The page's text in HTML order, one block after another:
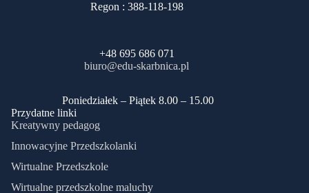
Regon : 388-118-198
+48 695 686 071
biuro@edu-skarbnica.pl
​Poniedziałek – Piątek 8.00 – 15.00
Przydatne linki
Kreatywny pedagog
Innowacyjne Przedszkolanki
Wirtualne Przedszkole
Wirtualne przedszkolne maluchy